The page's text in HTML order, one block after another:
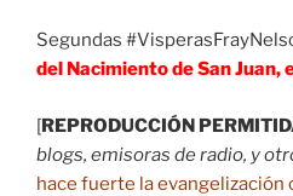
Segundas
del Nacimiento de San Juan,
[REPRODUCCIÓN
blogs, emisoras de radio, y
hace fuerte la evangelización